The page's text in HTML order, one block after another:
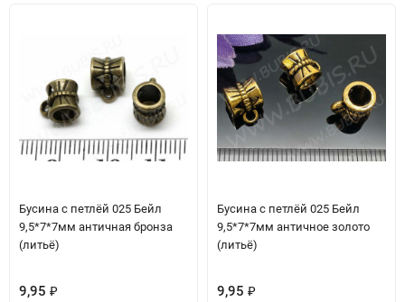
Бусина с петлёй 025 Бейл
9,5*7*7мм античная бронза
(литьё)
9,95 ₽
Бусина с петлёй 025 Бейл
9,5*7*7мм античное золото
(литьё)
9,95 ₽